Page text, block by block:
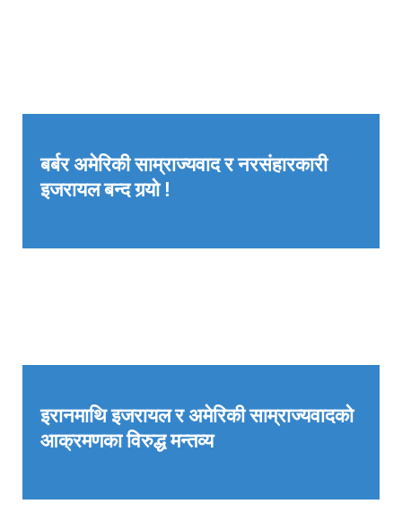
बर्बर अमेरिकी साम्राज्यवाद र नरसंहारकारी
इजरायल बन्द गर्‍यो !
इरानमाथि इजरायल र अमेरिकी साम्राज्यवादको
आक्रमणका विरुद्ध मन्तव्य